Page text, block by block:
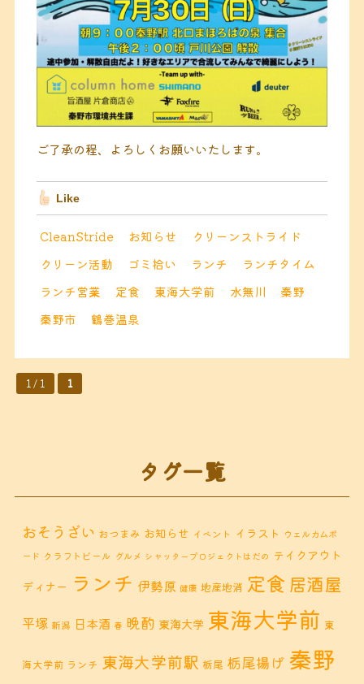
ご了承の程、よろしくお願いいたします。
Like
CleanStride お知らせ
クリーンストライド
クリーン活動
ゴミ拾い ランチ
ランチタイム
ランチ営業
定食 東海大学前 水無川
秦野
秦野市
鶴巻温泉
1 / 1 1
タグ一覧
おそうざい おつまみ お知らせ イベント イラスト ウェルカムボ
ード クラフトビール グルメ シャッタープロジェクトはだの テイクアウト
ディナー ランチ 伊勢原 健康 地産地消 定食 居酒屋
平塚 新潟 日本酒 春 晩酌 東海大学 東海大学前 東
海大学前 ランチ 東海大学前駅 栃尾 栃尾揚げ 秦野